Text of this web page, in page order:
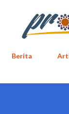
Berita